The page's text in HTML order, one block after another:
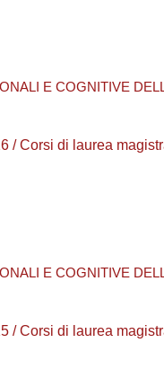
E COGNITIVE
/ Corsi di laurea
E COGNITIVE
/ Corsi di laurea